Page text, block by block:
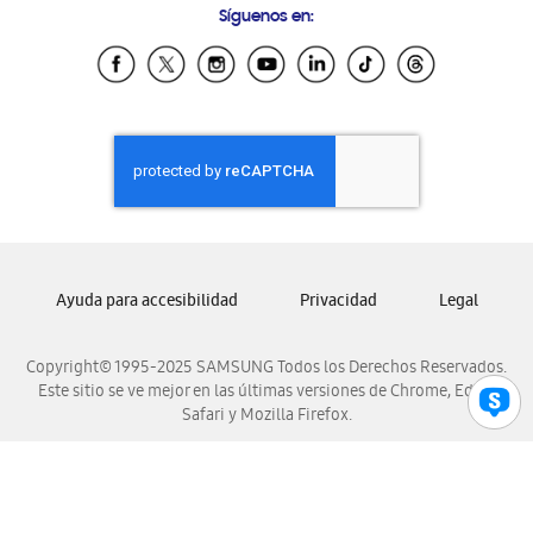
Samsung Ecuador
Samsung El Salvador
Samsung Honduras
Samsung Nicaragua
Samsung Panamá
Samsung Venezuela
Síguenos en:
Copyright© 1995-2025 SAMSUNG Todos los Derechos Reservados.
Este sitio se ve mejor en las últimas versiones de Chrome, Edge,
Safari y Mozilla Firefox.
Ayuda para accesibilidad Privacidad Legal